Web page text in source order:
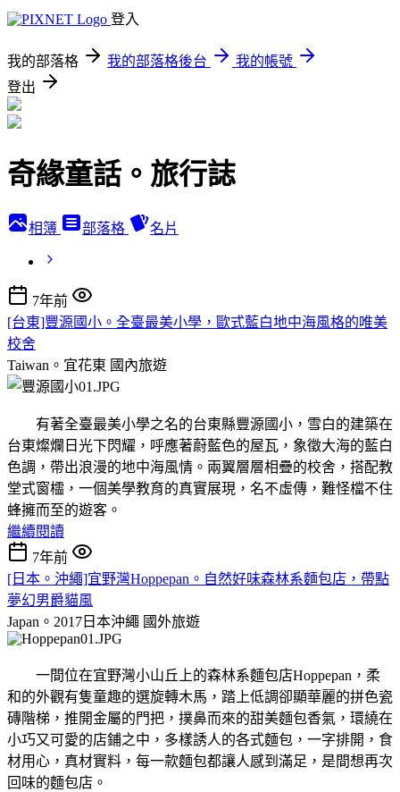
登入
我的部落格 我的部落格後台
我的帳號
登出
奇緣童話。旅行誌
相簿 部落格 名片
7年前
[台東]豐源國小。全臺最美小學，歐式藍白地中海風格的唯美
校舍
Taiwan。宜花東 國內旅遊
有著全臺最美小學之名的台東縣豐源國小，雪白的建築在
台東燦爛日光下閃耀，呼應著蔚藍色的屋瓦，象徵大海的藍白
色調，帶出浪漫的地中海風情。兩翼層層相疊的校舍，搭配教
堂式窗櫺，一個美學教育的真實展現，名不虛傳，難怪檔不住
蜂擁而至的遊客。
繼續閱讀
7年前
[日本。沖繩]宜野灣Hoppepan。自然好味森林系麵包店，帶點
夢幻男爵貓風
Japan。2017日本沖繩 國外旅遊
一間位在宜野灣小山丘上的森林系麵包店Hoppepan，柔
和的外觀有隻童趣的選旋轉木馬，踏上低調卻顯華麗的拼色瓷
磚階梯，推開金屬的門把，撲鼻而來的甜美麵包香氣，環繞在
小巧又可愛的店鋪之中，多樣誘人的各式麵包，一字排開，食
材用心，真材實料，每一款麵包都讓人感到滿足，是間想再次
回味的麵包店。